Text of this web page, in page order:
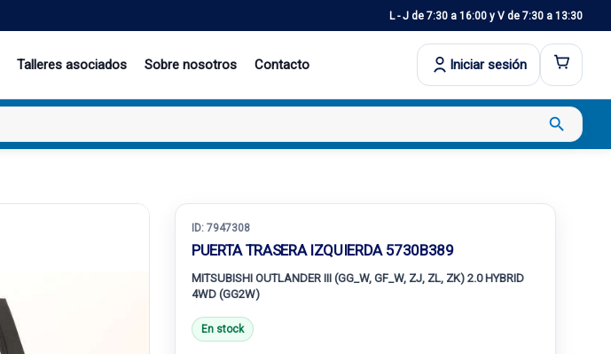
L - J de 7:30 a 16:00 y V de 7:30 a 13:30
Talleres asociados Sobre nosotros Contacto Iniciar sesión
search
ID: 7947308
PUERTA TRASERA IZQUIERDA 5730B389
MITSUBISHI OUTLANDER III (GG_W, GF_W, ZJ, ZL, ZK) 2.0 HYBRID
4WD (GG2W)
En stock